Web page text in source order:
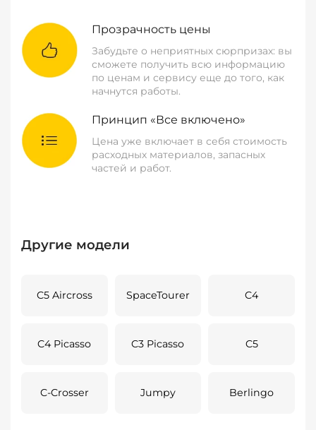
Прозрачность цены
Забудьте о неприятных сюрпризах: вы
сможете получить всю информацию
по ценам и сервису еще до того, как
начнутся работы.
Принцип «Все включено»
Цена уже включает в себя стоимость
расходных материалов, запасных
частей и работ.
Другие модели
C5 Aircross SpaceTourer C4
C4 Picasso C3 Picasso C5
C-Crosser Jumpy Berlingo